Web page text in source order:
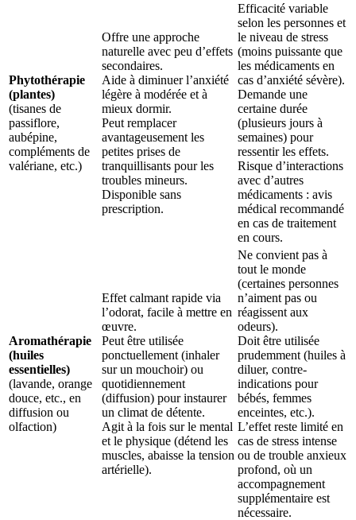
Phytothérapie
(plantes)
(tisanes de
passiflore,
aubépine,
compléments de
valériane, etc.)
Offre une approche
naturelle avec peu d’effets
secondaires.
Aide à diminuer l’anxiété
légère à modérée et à
mieux dormir.
Peut remplacer
avantageusement les
petites prises de
tranquillisants pour les
troubles mineurs.
Disponible sans
prescription.
Efficacité variable
selon les personnes et
le niveau de stress
(moins puissante que
les médicaments en
cas d’anxiété sévère).
Demande une
certaine durée
(plusieurs jours à
semaines) pour
ressentir les effets.
Risque d’interactions
avec d’autres
médicaments : avis
médical recommandé
en cas de traitement
en cours.
Aromathérapie
(huiles
essentielles)
(lavande, orange
douce, etc., en
diffusion ou
olfaction)
Effet calmant rapide via
l’odorat, facile à mettre en
œuvre.
Peut être utilisée
ponctuellement (inhaler
sur un mouchoir) ou
quotidiennement
(diffusion) pour instaurer
un climat de détente.
Agit à la fois sur le mental
et le physique (détend les
muscles, abaisse la tension
artérielle).
Ne convient pas à
tout le monde
(certaines personnes
n’aiment pas ou
réagissent aux
odeurs).
Doit être utilisée
prudemment (huiles à
diluer, contre-
indications pour
bébés, femmes
enceintes, etc.).
L’effet reste limité en
cas de stress intense
ou de trouble anxieux
profond, où un
accompagnement
supplémentaire est
nécessaire.